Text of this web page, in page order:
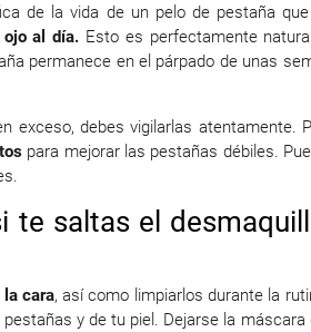
de la vida de un pelo de pestaña
ojo al día. Esto es perfectamente
permanece en el párpado de unas
exceso, debes vigilarlas atentamente.
para mejorar las pestañas débiles.
te saltas el
cara, así como limpiarlos durante la
y de tu piel. Dejarse la